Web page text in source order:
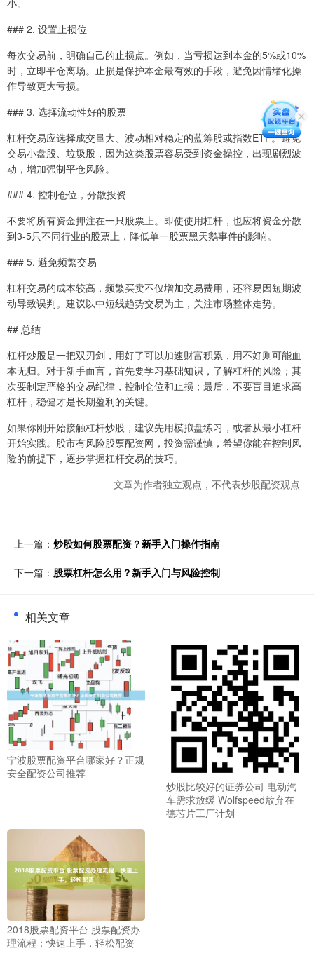
### 2. 设置止损位
每次交易前，明确自己的止损点。例如，当亏损达到本金的5%或10%
时，立即平仓离场。止损是保护本金最有效的手段，避免因情绪化操
作导致更大亏损。
### 3. 选择流动性好的股票
杠杆交易应选择成交量大、波动相对稳定的蓝筹股或指数ETF。避免
交易小盘股、垃圾股，因为这类股票容易受到资金操控，出现剧烈波
动，增加强制平仓风险。
### 4. 控制仓位，分散投资
不要将所有资金押注在一只股票上。即使使用杠杆，也应将资金分散
到3-5只不同行业的股票上，降低单一股票黑天鹅事件的影响。
### 5. 避免频繁交易
杠杆交易的成本较高，频繁买卖不仅增加交易费用，还容易因短期波
动导致误判。建议以中短线趋势交易为主，关注市场整体走势。
## 总结
杠杆炒股是一把双刃剑，用好了可以加速财富积累，用不好则可能血
本无归。对于新手而言，首先要学习基础知识，了解杠杆的风险；其
次要制定严格的交易纪律，控制仓位和止损；最后，不要盲目追求高
杠杆，稳健才是长期盈利的关键。
如果你刚开始接触杠杆炒股，建议先用模拟盘练习，或者从最小杠杆
开始实践。股市有风险股票配资网，投资需谨慎，希望你能在控制风
险的前提下，逐步掌握杠杆交易的技巧。
文章为作者独立观点，不代表炒股配资观点
上一篇： 炒股如何股票配资？新手入门操作指南
下一篇： 股票杠杆怎么用？新手入门与风险控制
相关文章
宁波股票配资平台哪家好？正规
安全配资公司推荐
炒股比较好的证券公司 电动汽
车需求放缓 Wolfspeed放弃在
德芯片工厂计划
2018股票配资平台 股票配资办
理流程：快速上手，轻松配资